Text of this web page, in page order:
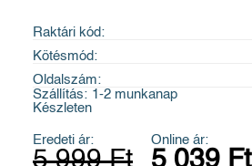
Raktári kód:
Kötésmód:
Oldalszám:
Szállítás: 1-2 munkanap
Készleten
Eredeti ár: Online ár: